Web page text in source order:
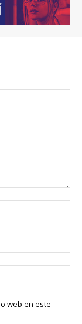
web en este